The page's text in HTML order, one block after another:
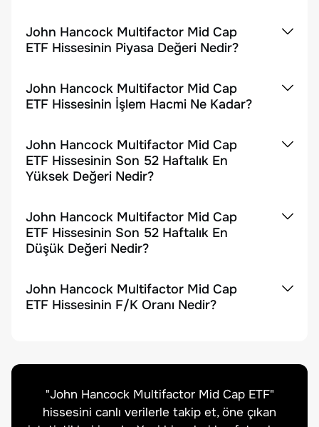
John Hancock Multifactor Mid Cap
ETF Hissesinin Piyasa Değeri Nedir?
John Hancock Multifactor Mid Cap
ETF Hissesinin İşlem Hacmi Ne Kadar?
John Hancock Multifactor Mid Cap
ETF Hissesinin Son 52 Haftalık En
Yüksek Değeri Nedir?
John Hancock Multifactor Mid Cap
ETF Hissesinin Son 52 Haftalık En
Düşük Değeri Nedir?
John Hancock Multifactor Mid Cap
ETF Hissesinin F/K Oranı Nedir?
"John Hancock Multifactor Mid Cap ETF"
hissesini canlı verilerle takip et, öne çıkan